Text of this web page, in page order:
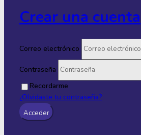
Crear una cuenta
Correo electrónico
Contraseña
Recordarme
¿Olvidaste tu contraseña?